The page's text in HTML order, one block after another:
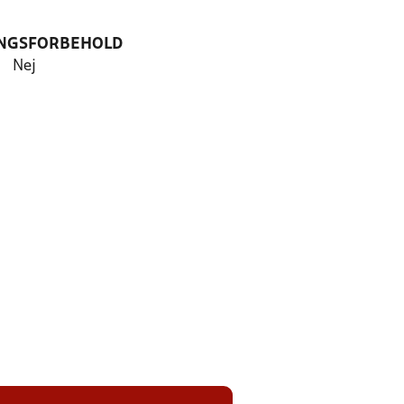
Nej